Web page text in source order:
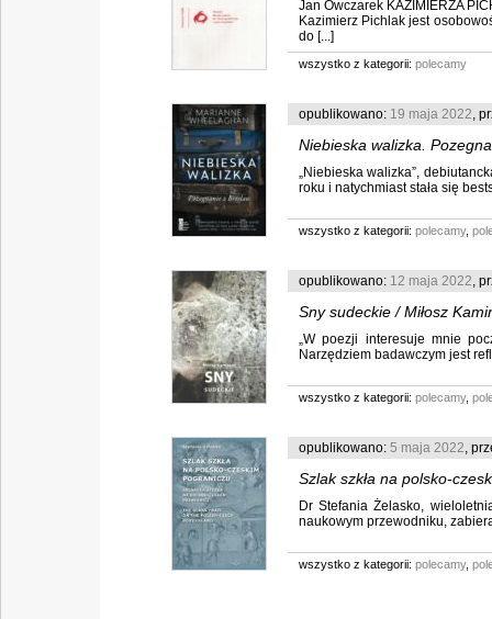
Kazimierz Pichlak
Jan Owczarek KAZIMIERZA
Kazimierz Pichlak jest
do [...]
wszystko z kategorii: polecamy
opublikowano: 19 maja 2022,
Niebieska walizka.
„Niebieska walizka”,
roku i natychmiast stała się
wszystko z kategorii: polecamy,
opublikowano: 12 maja 2022,
Sny sudeckie / Miłosz
„W poezji interesuje mnie
Narzędziem badawczym jest
wszystko z kategorii: polecamy,
opublikowano: 5 maja 2022,
Szlak szkła na polsko-
Dr Stefania Żelasko,
naukowym przewodniku,
wszystko z kategorii: polecamy,